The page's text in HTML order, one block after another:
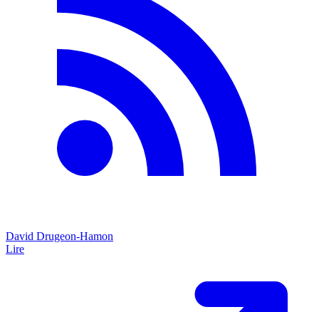
David Drugeon-Hamon
Lire